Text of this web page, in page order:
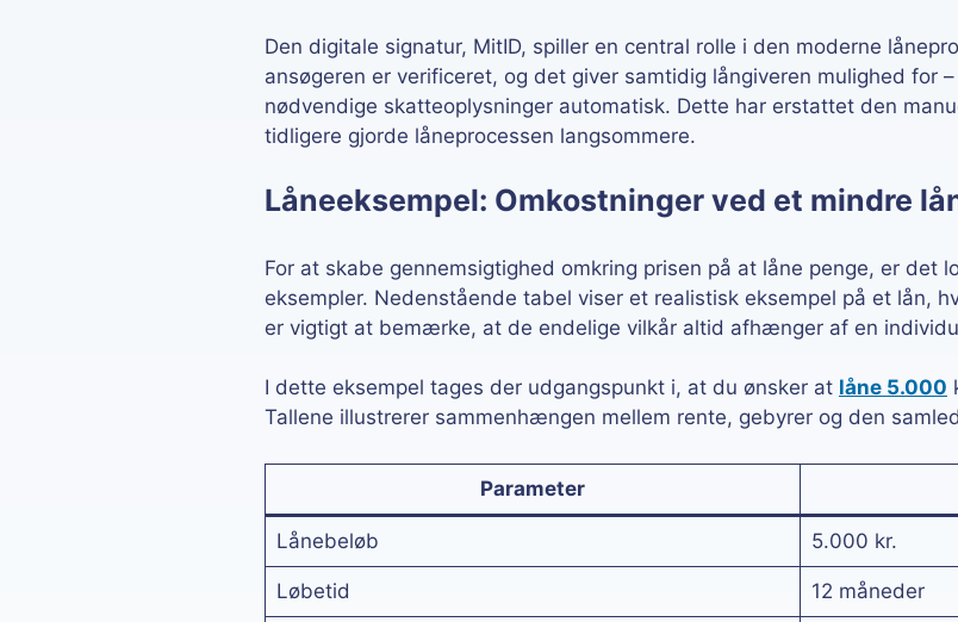
Den digitale signatur, MitID, spiller en central rolle i den moderne
ansøgeren er verificeret, og det giver samtidig långiveren mulighed for
nødvendige skatteoplysninger automatisk. Dette har erstattet den
tidligere gjorde låneprocessen langsommere.
Låneeksempel: Omkostninger ved et mindre
For at skabe gennemsigtighed omkring prisen på at låne penge, er det
eksempler. Nedenstående tabel viser et realistisk eksempel på et lån,
er vigtigt at bemærke, at de endelige vilkår altid afhænger af en
I dette eksempel tages der udgangspunkt i, at du ønsker at låne 5.000
Tallene illustrerer sammenhængen mellem rente, gebyrer og den
Parameter
Lånebeløb 5.000 kr.
Løbetid 12 måneder